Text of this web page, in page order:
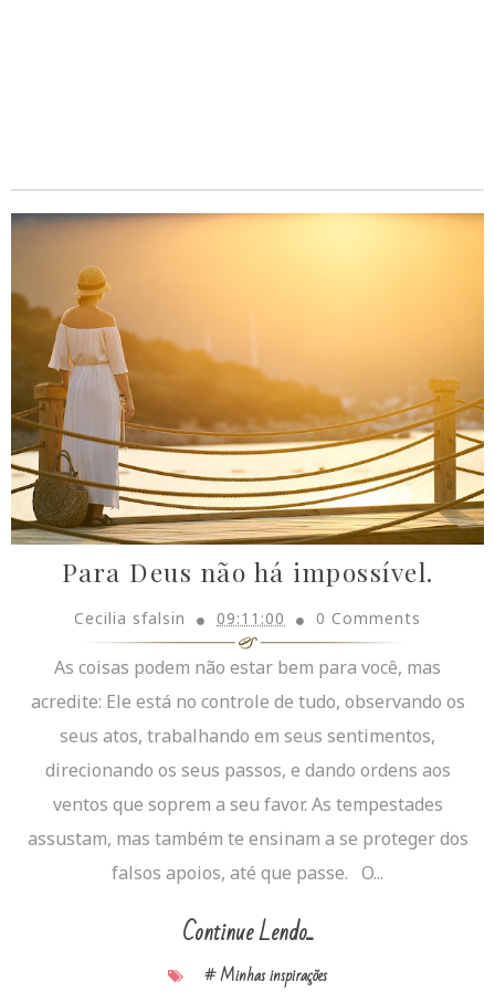
Para Deus não há impossível.
Cecilia sfalsin 09:11:00 0 Comments
As coisas podem não estar bem para você, mas
acredite: Ele está no controle de tudo, observando os
seus atos, trabalhando em seus sentimentos,
direcionando os seus passos, e dando ordens aos
ventos que soprem a seu favor. As tempestades
assustam, mas também te ensinam a se proteger dos
falsos apoios, até que passe. O...
Continue Lendo...
# Minhas inspirações